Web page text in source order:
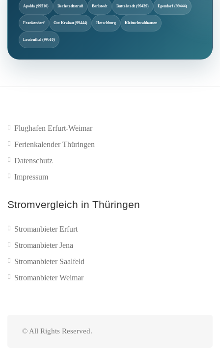
Apolda (99510) Bechstedtstraß Berlstedt Buttelstedt (99439) Egendorf (99444)
Frankendorf Gut Krakau (99444) Hetschburg Kleinschwabhausen
Leutenthal (99510)
Flughafen Erfurt-Weimar
Ferienkalender Thüringen
Datenschutz
Impressum
Stromvergleich in Thüringen
Stromanbieter Erfurt
Stromanbieter Jena
Stromanbieter Saalfeld
Stromanbieter Weimar
© All Rights Reserved.